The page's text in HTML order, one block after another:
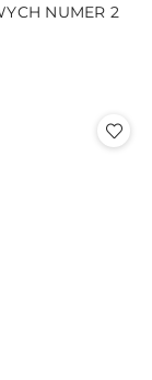
NUMER 2